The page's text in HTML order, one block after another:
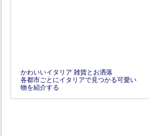
かわいいイタリア 雑貨とお洒落
各都市ごとにイタリアで見つかる可愛い
物を紹介する